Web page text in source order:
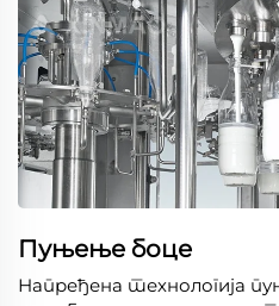
Пуњење боце
Напређена технологија